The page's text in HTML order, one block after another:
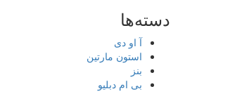
دسته‌ها
آ او دی
استون مارتین
بنز
بی ام دبلیو